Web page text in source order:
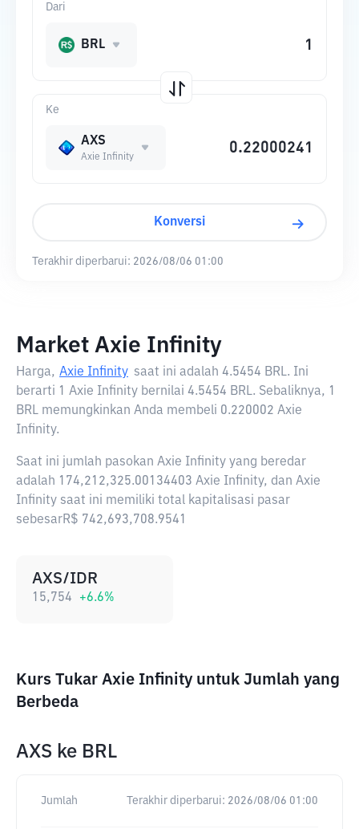
Ke
AXS
Axie Infinity
Dari
BRL
Konversi
Terakhir diperbarui: 2026/08/06 01:00
Market Axie Infinity
Harga, Axie Infinity saat ini adalah 4.5454 BRL. Ini
berarti 1 Axie Infinity bernilai 4.5454 BRL. Sebaliknya, 1
BRL memungkinkan Anda membeli 0.220002 Axie
Infinity.
Saat ini jumlah pasokan Axie Infinity yang beredar
adalah 174,212,325.00134403 Axie Infinity, dan Axie
Infinity saat ini memiliki total kapitalisasi pasar
sebesarR$ 742,693,708.9541
AXS/IDR
15,754 +6.6%
Kurs Tukar Axie Infinity untuk Jumlah yang
Berbeda
AXS ke BRL
Jumlah Terakhir diperbarui: 2026/08/06 01:00